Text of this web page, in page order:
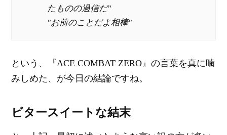
たものの過信だ"
"お前のことだよ相棒"
という、『ACE COMBAT ZERO』の言葉を真に噛
みしめた、が今日の結論ですね。
ビタースイートな結末